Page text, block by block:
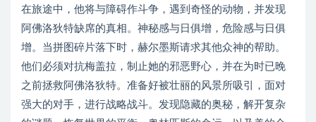
在旅途中，他将与障碍作斗争，遇到奇怪的动物，并发现
阿佛洛狄特缺席的真相。神秘感与日俱增，危险感与日俱
增。当拼图碎片落下时，赫尔墨斯请求其他众神的帮助。
他们必须对抗梅盖拉，制止她的邪恶野心，并在为时已晚
之前拯救阿佛洛狄特。准备好被壮丽的风景所吸引，面对
强大的对手，进行战略战斗。发现隐藏的奥秘，解开复杂